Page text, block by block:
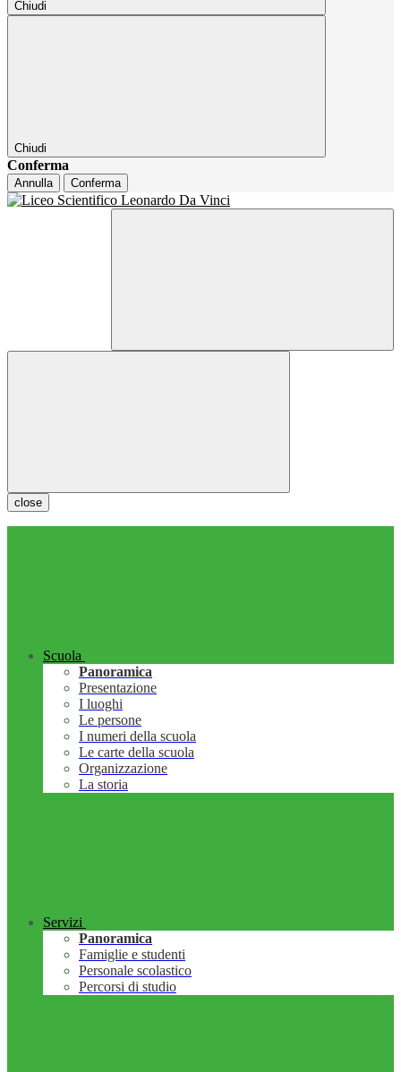
Chiudi
Chiudi
Conferma
Annulla Conferma
close
Scuola
Panoramica
Presentazione
I luoghi
Le persone
I numeri della scuola
Le carte della scuola
Organizzazione
La storia
Servizi
Panoramica
Famiglie e studenti
Personale scolastico
Percorsi di studio